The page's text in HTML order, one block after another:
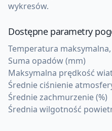
wykresów.
Dostępne parametry
Temperatura
Suma opadów (mm)
Maksymalna prędkość
Średnie ciśnienie
Średnie zachmurzenie (%)
Średnia wilgotność